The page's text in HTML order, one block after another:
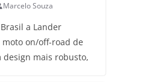
Marcelo Souza
a Lander
moto on/off-road de
design mais robusto,